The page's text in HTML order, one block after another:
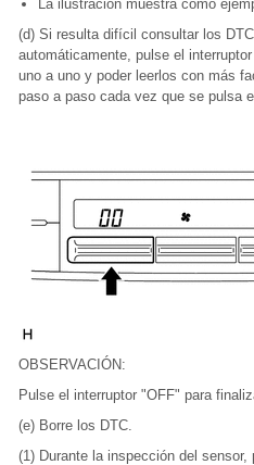
La ilustración muestra como
(d) Si resulta difícil consultar los
automáticamente, pulse el
uno a uno y poder leerlos con más
paso a paso cada vez que se pulsa
OBSERVACIÓN:
Pulse el interruptor "OFF" para
(e) Borre los DTC.
(1) Durante la inspección del